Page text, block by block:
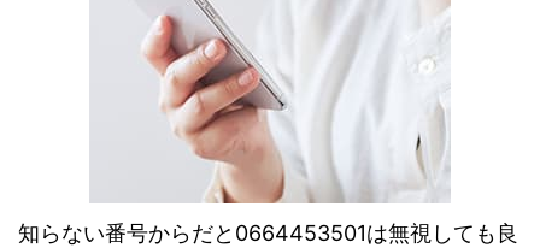
知らない番号からだと0664453501は無視しても良